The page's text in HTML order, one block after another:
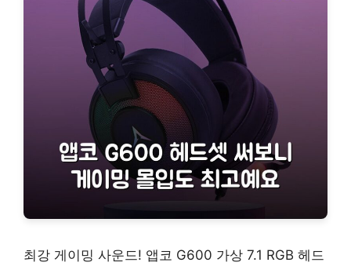
최강 게이밍 사운드! 앱코 G600 가상 7.1 RGB 헤드